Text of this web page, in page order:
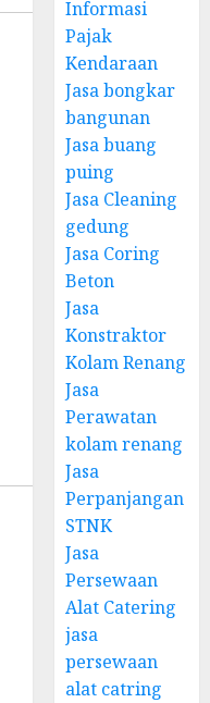
Informasi
Pajak
Kendaraan
Jasa bongkar
bangunan
Jasa buang
puing
Jasa Cleaning
gedung
Jasa Coring
Beton
Jasa
Konstraktor
Kolam Renang
Jasa
Perawatan
kolam renang
Jasa
Perpanjangan
STNK
Jasa
Persewaan
Alat Catering
jasa
persewaan
alat catring